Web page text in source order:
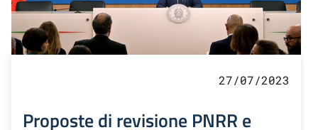
27/07/2023
Proposte di revisione PNRR e